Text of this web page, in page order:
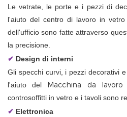
Le vetrate, le porte e i pezzi di
l'aiuto del centro di lavoro in
dell'ufficio sono fatte attraverso
la precisione.
✔ Design di interni
Gli specchi curvi, i pezzi decorativi
l'aiuto del Macchina da
controsoffitti in vetro e i tavoli sono
✔ Elettronica